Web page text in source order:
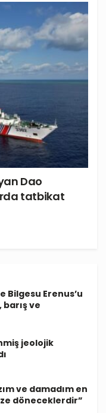
Dao
tatbikat
Bilgesu Erenus’u
barış ve
jeolojik
ve damadım en
döneceklerdir”